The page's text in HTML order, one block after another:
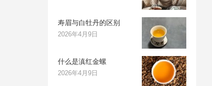
寿眉与白牡丹的区别
2026年4月9日
什么是滇红金螺
2026年4月9日